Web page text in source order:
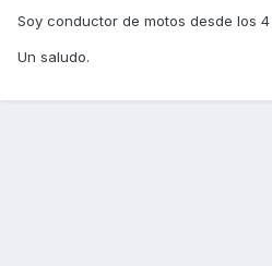
Soy conductor de motos desde los
Un saludo.